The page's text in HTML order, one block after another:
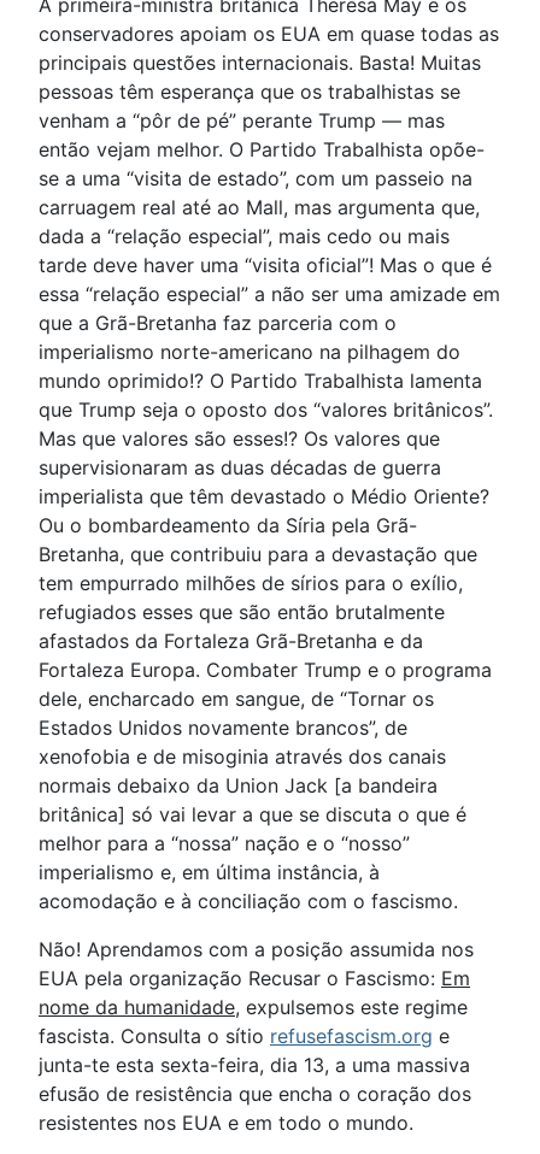
A primeira-ministra britânica Theresa May e os
conservadores apoiam os EUA em quase todas as
principais questões internacionais. Basta! Muitas
pessoas têm esperança que os trabalhistas se
venham a “pôr de pé” perante Trump — mas
então vejam melhor. O Partido Trabalhista opõe-
se a uma “visita de estado”, com um passeio na
carruagem real até ao Mall, mas argumenta que,
dada a “relação especial”, mais cedo ou mais
tarde deve haver uma “visita oficial”! Mas o que é
essa “relação especial” a não ser uma amizade em
que a Grã-Bretanha faz parceria com o
imperialismo norte-americano na pilhagem do
mundo oprimido!? O Partido Trabalhista lamenta
que Trump seja o oposto dos “valores britânicos”.
Mas que valores são esses!? Os valores que
supervisionaram as duas décadas de guerra
imperialista que têm devastado o Médio Oriente?
Ou o bombardeamento da Síria pela Grã-
Bretanha, que contribuiu para a devastação que
tem empurrado milhões de sírios para o exílio,
refugiados esses que são então brutalmente
afastados da Fortaleza Grã-Bretanha e da
Fortaleza Europa. Combater Trump e o programa
dele, encharcado em sangue, de “Tornar os
Estados Unidos novamente brancos”, de
xenofobia e de misoginia através dos canais
normais debaixo da Union Jack [a bandeira
britânica] só vai levar a que se discuta o que é
melhor para a “nossa” nação e o “nosso”
imperialismo e, em última instância, à
acomodação e à conciliação com o fascismo.
Não! Aprendamos com a posição assumida nos
EUA pela organização Recusar o Fascismo: Em
nome da humanidade, expulsemos este regime
fascista. Consulta o sítio refusefascism.org e
junta-te esta sexta-feira, dia 13, a uma massiva
efusão de resistência que encha o coração dos
resistentes nos EUA e em todo o mundo.